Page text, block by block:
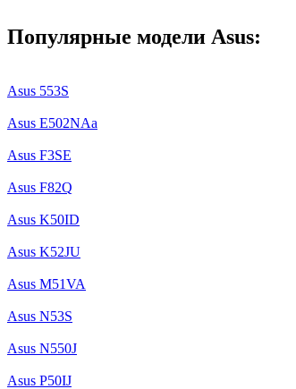
Популярные модели Asus:
Asus 553S
Asus E502NAa
Asus F3SE
Asus F82Q
Asus K50ID
Asus K52JU
Asus M51VA
Asus N53S
Asus N550J
Asus P50IJ